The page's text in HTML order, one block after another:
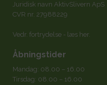
Juridisk navn AktivSlivern ApS
CVR nr. 27988229
Vedr. fortrydelse - læs her.
Åbningstider
Mandag: 08.00 – 16.00
Tirsdag: 08.00 – 16.00